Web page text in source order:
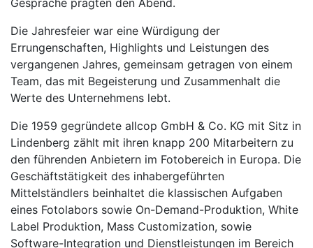
Die Jahresfeier war eine Würdigung der
Errungenschaften, Highlights und Leistungen des
vergangenen Jahres, gemeinsam getragen von einem
Team, das mit Begeisterung und Zusammenhalt die
Werte des Unternehmens lebt.
Die 1959 gegründete allcop GmbH & Co. KG mit Sitz in
Lindenberg zählt mit ihren knapp 200 Mitarbeitern zu
den führenden Anbietern im Fotobereich in Europa. Die
Geschäftstätigkeit des inhabergeführten
Mittelständlers beinhaltet die klassischen Aufgaben
eines Fotolabors sowie On-Demand-Produktion, White
Label Produktion, Mass Customization, sowie
Software-Integration und Dienstleistungen im Bereich